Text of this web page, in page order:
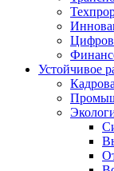
Устойчивое